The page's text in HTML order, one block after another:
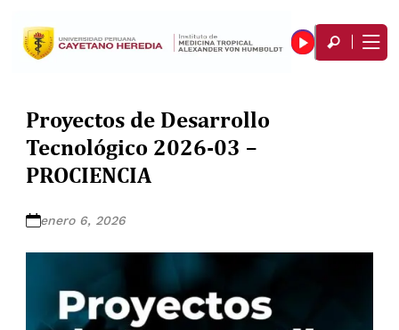
Proyectos de Desarrollo
Tecnológico 2026-03 –
PROCIENCIA
enero 6, 2026